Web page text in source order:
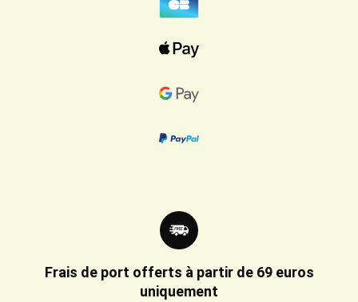
Frais de port offerts à partir de 69 euros
uniquement